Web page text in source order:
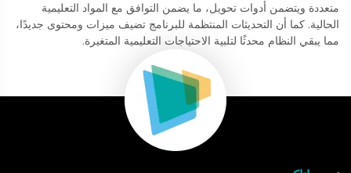
متعددة ويتضمن أدوات تحويل، ما يضمن التوافق مع المواد التعليمية
الحالية. كما أن التحديثات المنتظمة للبرنامج تضيف ميزات ومحتوى جديدًا،
مما يبقي النظام محدثًا لتلبية الاحتياجات التعليمية المتغيرة.